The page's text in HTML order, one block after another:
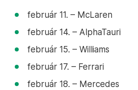
február 11. – McLaren
február 14. – AlphaTauri
február 15. – Williams
február 17. – Ferrari
február 18. – Mercedes